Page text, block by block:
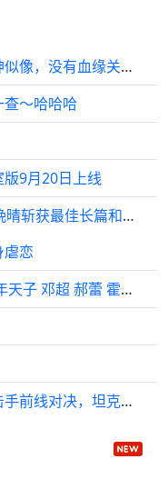
宋伊人田海荣撞脸，气质不同，神似像，没有血缘关系我都不信
～哈哈哈
9月20日上线
第36届银河奖获奖名单揭晓，杨晩晴斩获最佳长篇和最佳短篇作品奖
恋
太监吴总管的一生，一路走好 少年天子 邓超 郝蕾 霍思燕 杨蓉
战争片《前线狙击手》：硬汉狙击手前线对决，坦克猛攻守军阵地